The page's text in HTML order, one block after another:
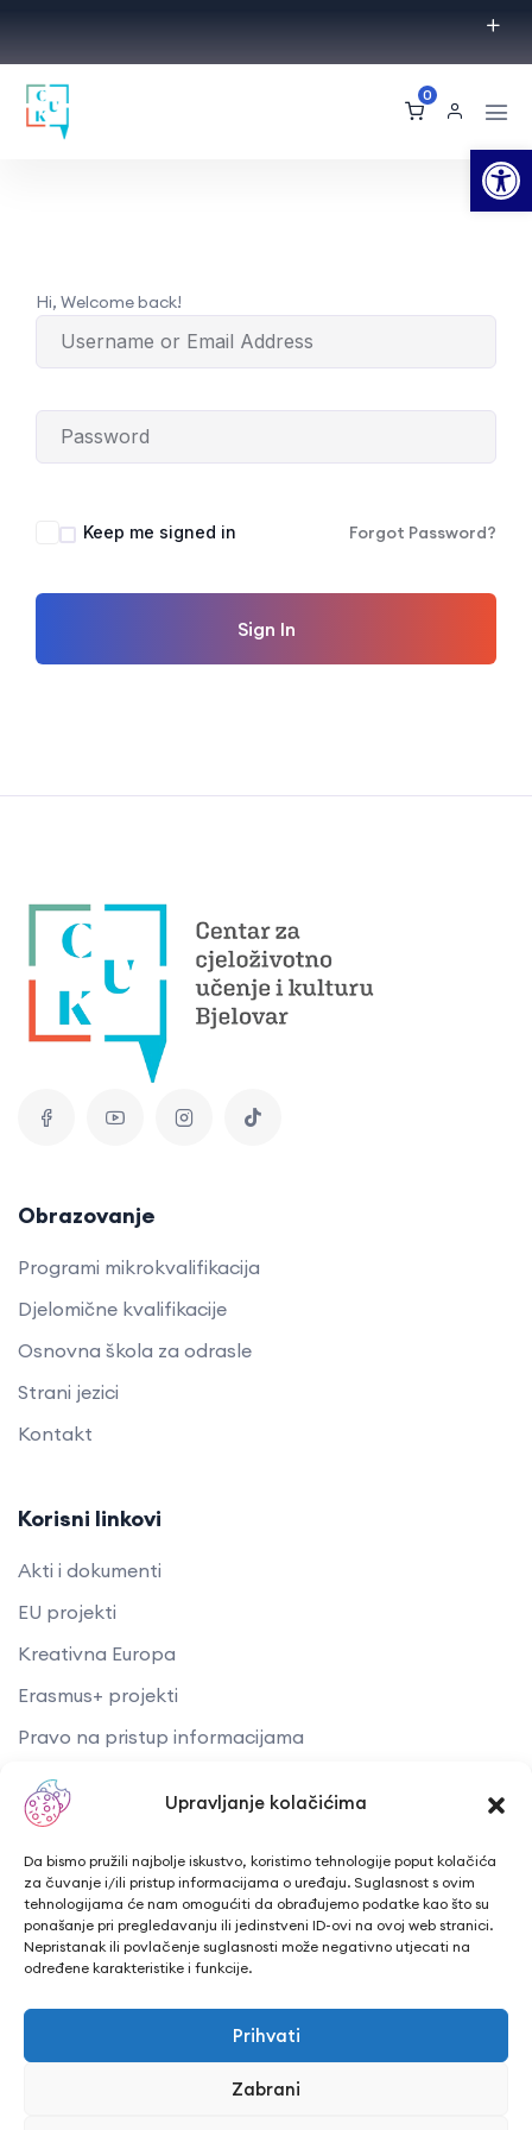
Upravljanje kolačićima
Da bismo pružili najbolje iskustvo, koristimo tehnologije poput kolačića
za čuvanje i/ili pristup informacijama o uređaju. Suglasnost s ovim
tehnologijama će nam omogućiti da obrađujemo podatke kao što su
ponašanje pri pregledavanju ili jedinstveni ID-ovi na ovoj web stranici.
Nepristanak ili povlačenje suglasnosti može negativno utjecati na
određene karakteristike i funkcije.
Prihvati
Zabrani
0
Hi, Welcome back!
Keep me signed in Forgot Password?
Sign In
Obrazovanje
Programi mikrokvalifikacija
Djelomične kvalifikacije
Osnovna škola za odrasle
Strani jezici
Kontakt
Korisni linkovi
Akti i dokumenti
EU projekti
Kreativna Europa
Erasmus+ projekti
​​​​​​​Pravo na pristup informacijama
Arhiva objava
Kontaktirajte nas
Telefon: + 385 43 241 298
Email: info@cuk.hr
Lokacija: Trg hrvatskih branitelja 15, Bjelovar